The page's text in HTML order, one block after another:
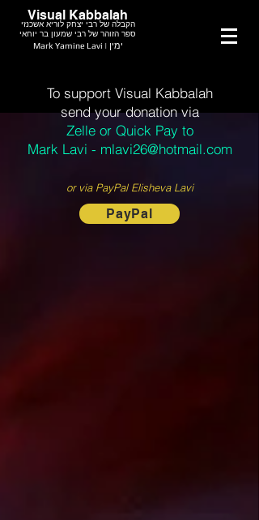
Visual Kabbalah
ספר הזוהר של רבי שמעון בר יוחאי
הקבלה של רבי יצחק לוריא אשכנזי
Mark Yamine Lavi | ימין
To support Visual Kabbalah
send your donation via
Zelle or Quick Pay to
Mark Lavi - mlavi26@hotmail.com
or via PayPal Elisheva Lavi
PayPal